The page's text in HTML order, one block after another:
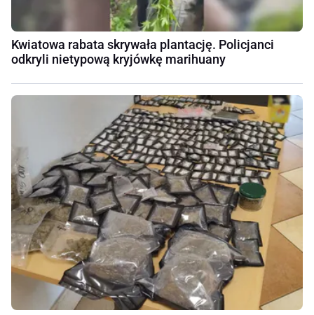
Kwiatowa rabata skrywała plantację. Policjanci
odkryli nietypową kryjówkę marihuany